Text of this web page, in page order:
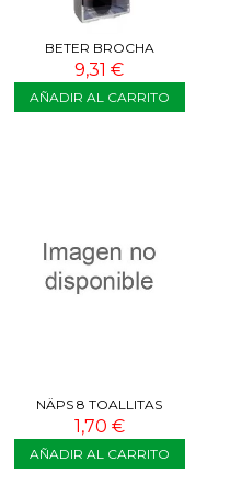
BETER BROCHA
MULTIFUNCIÓN DE
MAQUILLAJE
9,31 €
AÑADIR AL CARRITO
NÄPS 8 TOALLITAS
INDIVIDUALES
1,70 €
AÑADIR AL CARRITO